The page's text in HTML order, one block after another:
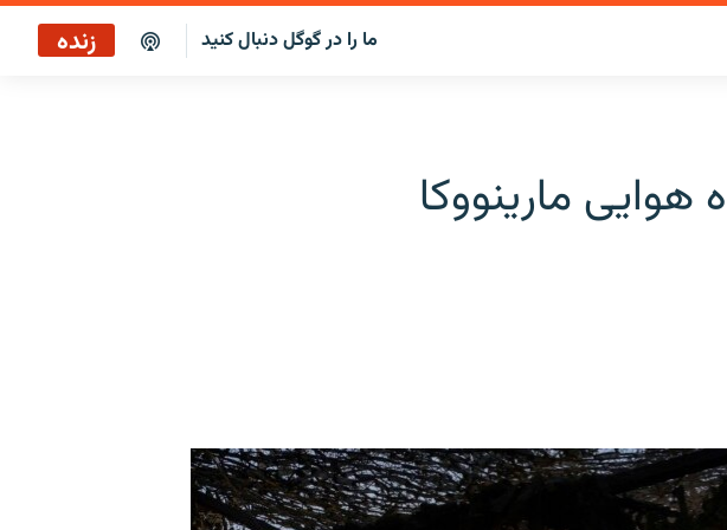
ما را در گوگل دنبال کنید زنده
هوایی مارینووکا